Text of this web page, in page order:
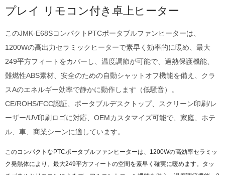
プレイ リモコン付き卓上ヒーター
このJMK-E68SコンパクトPTCポータブルファンヒーターは、
1200Wの高出力セラミックヒーターで素早く効率的に暖め、最大
249平方フィートをカバーし、温度調節が可能で、過熱保護機能、
難燃性ABS素材、安全のための自動シャットオフ機能を備え、クラ
スAのエネルギー効率で静かに動作します（低騒音）。
CE/ROHS/FCC認証、ポータブルデスクトップ、スクリーン印刷/レ
ーザー/UV印刷ロゴに対応、OEMカスタマイズ可能で、家庭、ホテ
ル、車、商業シーンに適しています。
このコンパクトなPTCポータブルファンヒーターは、1200Wの高効率セラミッ
ク発熱体により、最大249平方フィートの空間を素早く確実に暖めます。タッ